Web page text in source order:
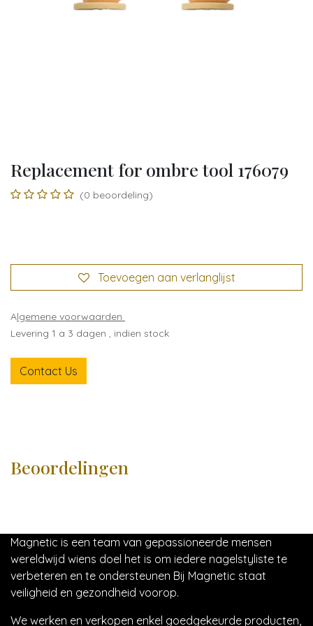
Replacement for ombre tool 176079
(0 beoordeling)
Toevoegen aan verlanglijst
Algemene voorwaarden
Levering 1 a 3 dagen , indien stock
Contact Us
Beoordelingen
Magnetic is een team van gepassioneerde mensen
wereldwijd wiens doel het is om iedere nagelstyliste te
verbeteren en te ondersteunen Bij Magnetic staat
veiligheid en gezondheid voorop.
We werken en verkopen enkel goedgekeurde producten,